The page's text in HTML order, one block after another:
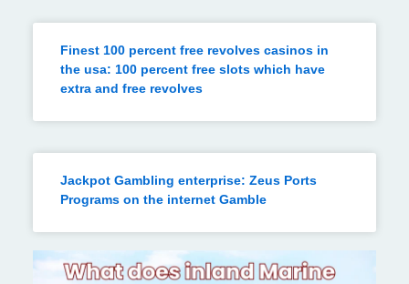
Finest 100 percent free revolves casinos in
the usa: 100 percent free slots which have
extra and free revolves
Jackpot Gambling enterprise: Zeus Ports
Programs on the internet Gamble